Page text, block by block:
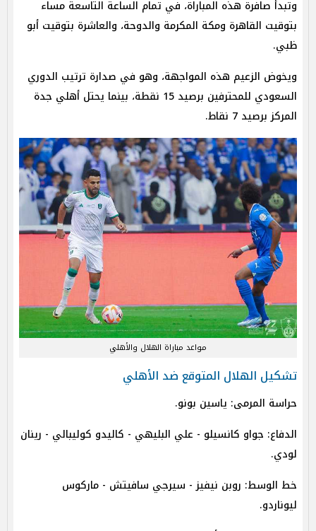
وتبدأ صافرة هذه المباراة، في تمام الساعة التاسعة مساء
بتوقيت القاهرة ومكة المكرمة والدوحة، والعاشرة بتوقيت أبو
ظبي.
ويخوض الزعيم هذه المواجهة، وهو في صدارة ترتيب الدوري
السعودي للمحترفين برصيد 15 نقطة، بينما يحتل أهلي جدة
المركز برصيد 7 نقاط.
مواعد مباراة الهلال والأهلي
تشكيل الهلال المتوقع ضد الأهلي
حراسة المرمى: ياسين بونو.
الدفاع: جواو كانسيلو - علي البليهي - كاليدو كوليبالي - رينان
لودي.
خط الوسط: روبن نيفيز - سيرجي سافيتش - ماركوس
ليوناردو.